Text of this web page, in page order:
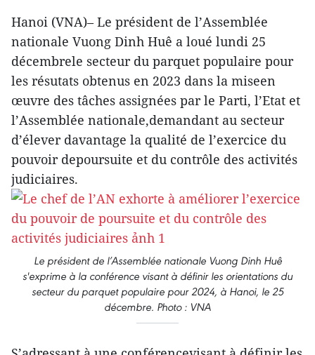
Hanoi (VNA)– Le président de l’Assemblée
nationale Vuong Dinh Huê a loué lundi 25
décembrele secteur du parquet populaire pour
les résutats obtenus en 2023 dans la miseen
œuvre des tâches assignées par le Parti, l’Etat et
l’Assemblée nationale,demandant au secteur
d’élever davantage la qualité de l’exercice du
pouvoir depoursuite et du contrôle des activités
judiciaires.
Le président de l’Assemblée nationale Vuong Dinh Huê
s'exprime à la conférence visant à définir les orientations du
secteur du parquet populaire pour 2024, à Hanoi, le 25
décembre. Photo : VNA